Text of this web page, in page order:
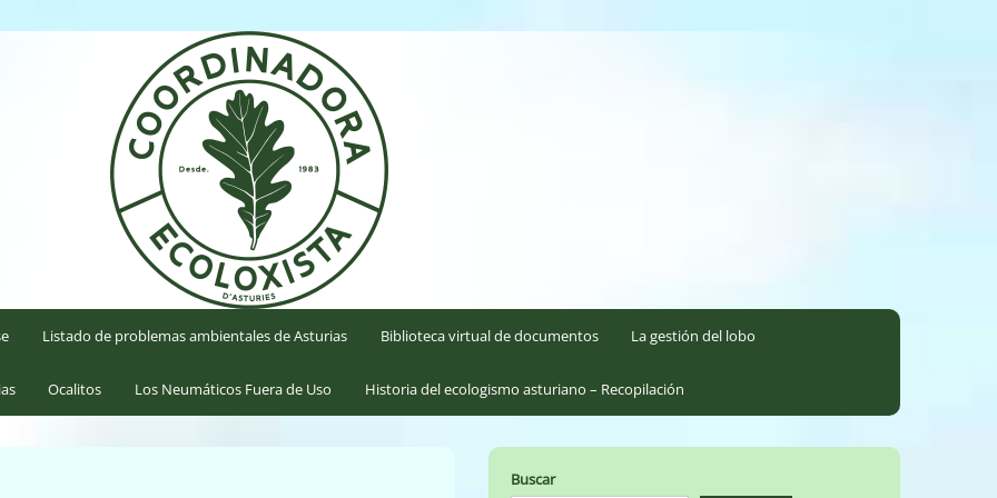
Listado de problemas ambientales de Asturias Biblioteca virtual de documentos La gestión del lobo
Ocalitos Los Neumáticos Fuera de Uso Historia del ecologismo asturiano – Recopilación
Buscar